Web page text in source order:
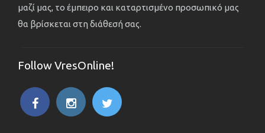
μαζί μας, το έμπειρο και καταρτισμένο προσωπικό μας
θα βρίσκεται στη διάθεσή σας.
Follow VresOnline!